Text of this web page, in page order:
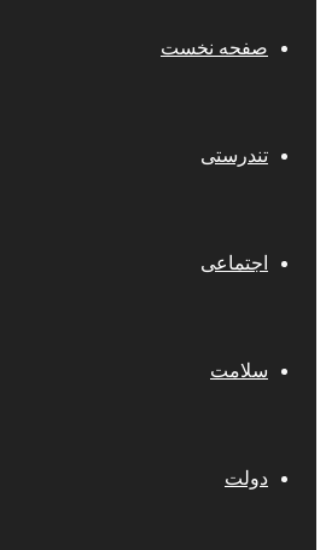
صفحه نخست
تندرستی
اجتماعی
سلامت
دولت